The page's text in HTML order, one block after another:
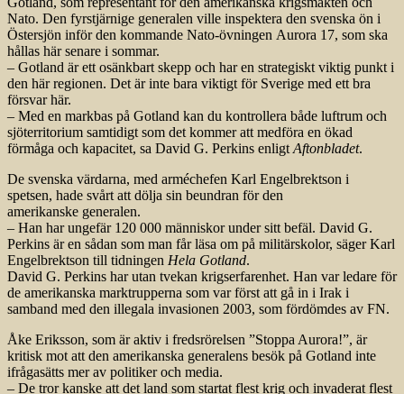
Nato. Den fyrstjärnige generalen ville inspektera den svenska ön i
Östersjön inför den kommande Nato-övningen Aurora 17, som ska
hållas här senare i sommar.
– Gotland är ett osänkbart skepp och har en strategiskt viktig punkt i
den här regionen. Det är inte bara viktigt för Sverige med ett bra
försvar här.
– Med en markbas på Gotland kan du kontrollera både luftrum och
sjöterritorium samtidigt som det kommer att medföra en ökad
förmåga och kapacitet, sa David G. Perkins enligt Aftonbladet.
De svenska värdarna, med arméchefen Karl Engelbrektson i
spetsen, hade svårt att dölja sin beundran för den
amerikanske generalen.
– Han har ungefär 120 000 människor under sitt befäl. David G.
Perkins är en sådan som man får läsa om på militärskolor, säger Karl
Engelbrektson till tidningen Hela Gotland.
David G. Perkins har utan tvekan krigserfarenhet. Han var ledare för
de amerikanska marktrupperna som var först att gå in i Irak i
samband med den illegala invasionen 2003, som fördömdes av FN.
Åke Eriksson, som är aktiv i fredsrörelsen ”Stoppa Aurora!”, är
kritisk mot att den amerikanska generalens besök på Gotland inte
ifrågasätts mer av politiker och media.
– De tror kanske att det land som startat flest krig och invaderat flest